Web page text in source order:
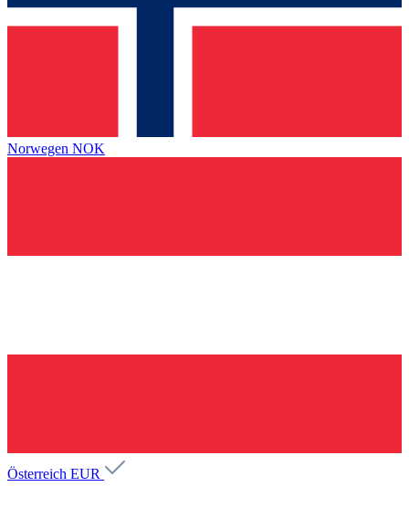
Norwegen NOK
Österreich EUR